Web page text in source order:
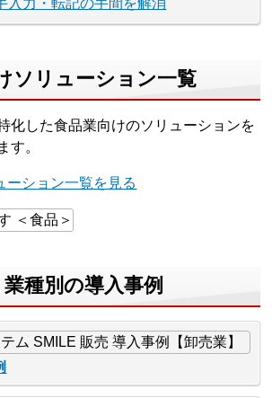
入力・転記の手間を解消
ソリューション一覧
化した食品業向けのソリューションを
す。
ーション一覧を見る
種別の導入事例